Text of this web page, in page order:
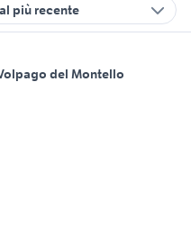
più recente
del Montello